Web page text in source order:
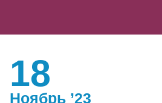
18
Ноябрь ’23